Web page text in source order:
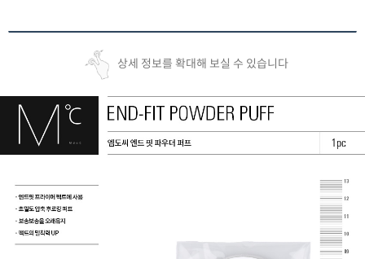
상세 정보를 확대해 보실 수 있습니다